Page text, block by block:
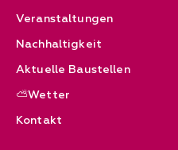
Veranstaltungen
Nachhaltigkeit
Aktuelle Baustellen
⛅Wetter
Kontakt